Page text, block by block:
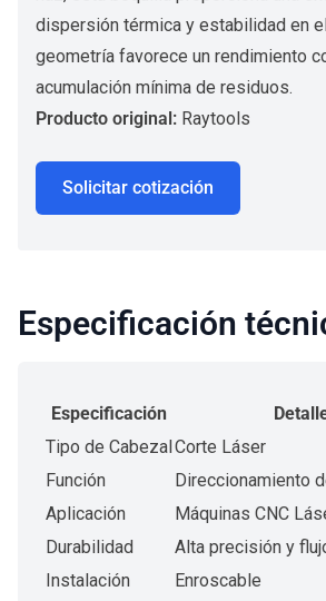
dispersión térmica y estabilidad en
geometría favorece un rendimiento
acumulación mínima de residuos.
Producto original: Raytools
Solicitar cotización
Especificación
Especificación
Tipo de CabezalCorte Láser
Función
Direccionamiento
Aplicación
Máquinas CNC
Durabilidad
Alta precisión y
Instalación
Enroscable